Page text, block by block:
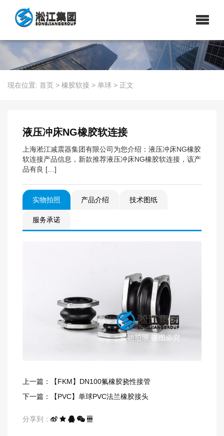
现在位置: 首页 > 橡胶软接 > 单球 > 正文
液压冲床NG橡胶软连接
上海淞江减震器集团有限公司为您介绍：液压冲床NG橡胶
软连接产品信息，新款推荐液压冲床NG橡胶软连接，该产
品有良 […]
实物拍照 产品介绍 技术图纸
服务承诺
上一篇：【FKM】DN100氟橡胶挠性接管
下一篇：【PVC】单球PVC法兰橡胶接头
分享到：